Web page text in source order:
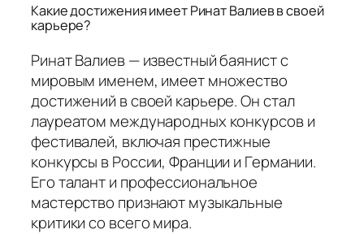
Какие достижения имеет Ринат Валиев в своей
карьере?
Ринат Валиев — известный баянист с
мировым именем, имеет множество
достижений в своей карьере. Он стал
лауреатом международных конкурсов и
фестивалей, включая престижные
конкурсы в России, Франции и Германии.
Его талант и профессиональное
мастерство признают музыкальные
критики со всего мира.